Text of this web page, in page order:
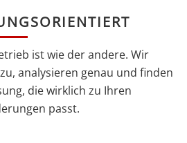
ist wie der andere. Wir
analysieren genau und finden
die wirklich zu Ihren
passt.